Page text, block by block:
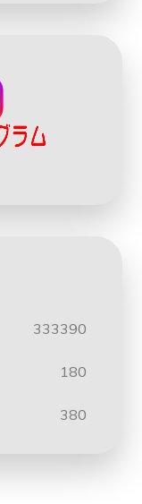
333390
180
380